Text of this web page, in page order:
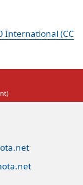
International (CC